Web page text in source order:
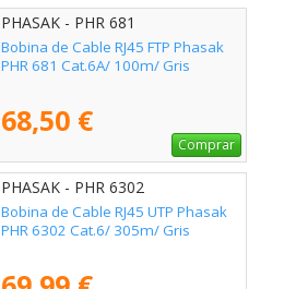
PHASAK - PHR 681
Bobina de Cable RJ45 FTP Phasak
PHR 681 Cat.6A/ 100m/ Gris
68,50 €
Comprar
PHASAK - PHR 6302
Bobina de Cable RJ45 UTP Phasak
PHR 6302 Cat.6/ 305m/ Gris